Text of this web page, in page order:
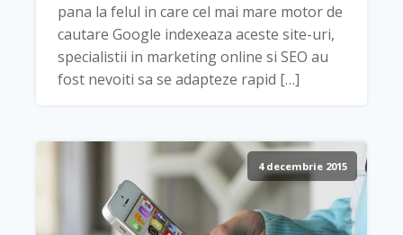
pana la felul in care cel mai mare motor de
cautare Google indexeaza aceste site-uri,
specialistii in marketing online si SEO au
fost nevoiti sa se adapteze rapid […]
4 decembrie 2015